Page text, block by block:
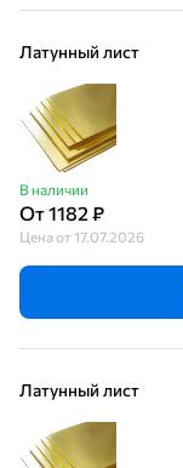
Латунный лист
В наличии
От 1182 ₽
Цена от 17.07.2026
Латунный лист